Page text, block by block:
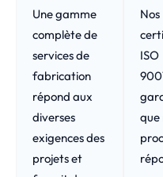
Une gamme
complète de
services de
fabrication
répond aux
diverses
exigences des
projets et
Nos
ISO
que